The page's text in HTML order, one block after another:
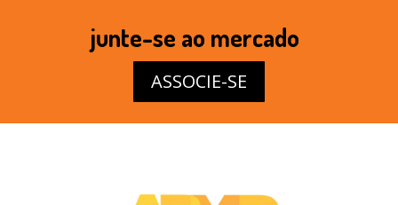
junte-se ao mercado
ASSOCIE-SE